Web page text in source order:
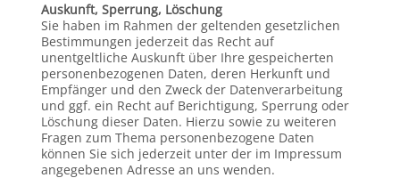
Auskunft, Sperrung, Löschung
Sie haben im Rahmen der geltenden gesetzlichen
Bestimmungen jederzeit das Recht auf
unentgeltliche Auskunft über Ihre gespeicherten
personenbezogenen Daten, deren Herkunft und
Empfänger und den Zweck der Datenverarbeitung
und ggf. ein Recht auf Berichtigung, Sperrung oder
Löschung dieser Daten. Hierzu sowie zu weiteren
Fragen zum Thema personenbezogene Daten
können Sie sich jederzeit unter der im Impressum
angegebenen Adresse an uns wenden.